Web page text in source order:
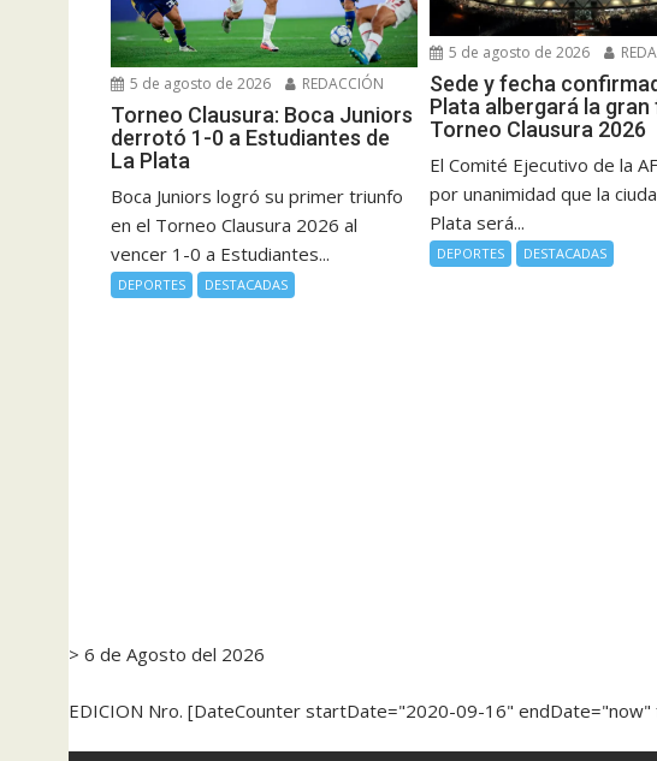
5 de agosto de 2026 REDACCIÓN
Torneo Clausura: Boca Juniors
derrotó 1-0 a Estudiantes de
La Plata
Boca Juniors logró su primer triunfo
en el Torneo Clausura 2026 al
vencer 1-0 a Estudiantes...
DEPORTES DESTACADAS
5 de agosto de 2026
Sede y fecha
Plata albergará la gran
Torneo Clausura 2026
El Comité Ejecutivo de la
por unanimidad que la
Plata será...
DEPORTES DESTACADAS
> 6 de Agosto del 2026
EDICION Nro. [DateCounter startDate="2020-09-16"